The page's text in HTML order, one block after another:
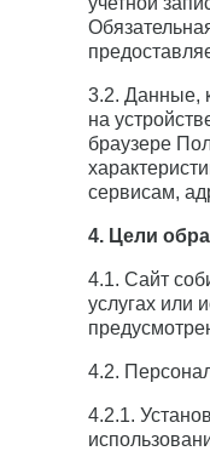
3.2. Данные,
на
браузере
сервисам,
4. Цели
4.1. Сайт
услугах или
4.2.
4.2.1.